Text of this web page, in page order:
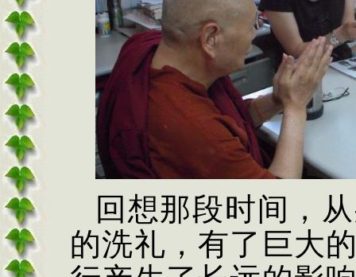
回想那段时间，
的洗礼，有了巨大